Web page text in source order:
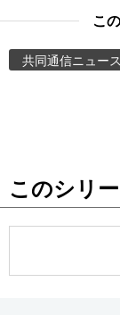
Images
People
こ
共同通信ニュース
このシリ